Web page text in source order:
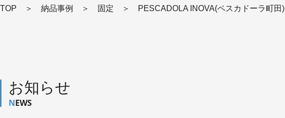
TOP ＞ 納品事例 ＞ 固定 ＞ PESCADOLA INOVA(ペスカドーラ町田)
お知らせ
NEWS